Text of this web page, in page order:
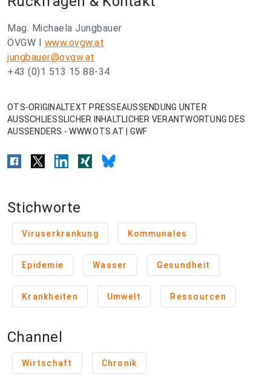
Mag. Michaela Jungbauer
ÖVGW I www.ovgw.at
jungbauer@ovgw.at
+43 (0)1 513 15 88-34
OTS-ORIGINALTEXT PRESSEAUSSENDUNG UNTER
AUSSCHLIESSLICHER INHALTLICHER VERANTWORTUNG DES
AUSSENDERS - WWW.OTS.AT | GWF
Stichworte
Viruserkrankung Kommunales
Epidemie Wasser Gesundheit
Krankheiten Umwelt Ressourcen
Channel
Wirtschaft Chronik